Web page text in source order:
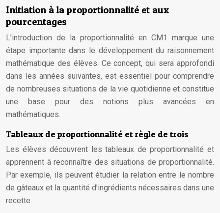
Initiation à la proportionnalité et aux
pourcentages
L’introduction de la proportionnalité en CM1 marque une
étape importante dans le développement du raisonnement
mathématique des élèves. Ce concept, qui sera approfondi
dans les années suivantes, est essentiel pour comprendre
de nombreuses situations de la vie quotidienne et constitue
une base pour des notions plus avancées en
mathématiques.
Tableaux de proportionnalité et règle de trois
Les élèves découvrent les tableaux de proportionnalité et
apprennent à reconnaître des situations de proportionnalité.
Par exemple, ils peuvent étudier la relation entre le nombre
de gâteaux et la quantité d’ingrédients nécessaires dans une
recette.